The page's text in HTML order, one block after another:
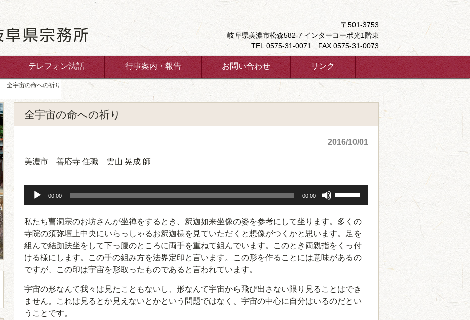
〒501-3753
岐阜県美濃市松森582-7 インターコーポ光1階東
TEL:0575-31-0071 FAX:0575-31-0073
テレフォン法話 行事案内・報告 お問い合わせ リンク
全宇宙の命への祈り
全宇宙の命への祈り
2016/10/01
美濃市 善応寺 住職 雲山 晃成 師
プ
レ
ー
ヤ
ー
00:00 00:00
ー
ム
調
節
は
上
私たち曹洞宗のお坊さんが坐禅をするとき、釈迦如来坐像の姿を参考にして坐ります。多くの
寺院の須弥壇上中央にいらっしゃるお釈迦様を見ていただくと想像がつくかと思います。足を
組んで結跏趺坐をして下っ腹のところに両手を重ねて組んでいます。このとき両親指をくっ付
ける様にします。この手の組み方を法界定印と言います。この形を作ることには意味があるの
ですが、この印は宇宙を形取ったものであると言われています。
宇宙の形なんて我々は見たこともないし、形なんて宇宙から飛び出さない限り見ることはでき
ません。これは見るとか見えないとかという問題ではなく、宇宙の中心に自分はいるのだとい
うことです。